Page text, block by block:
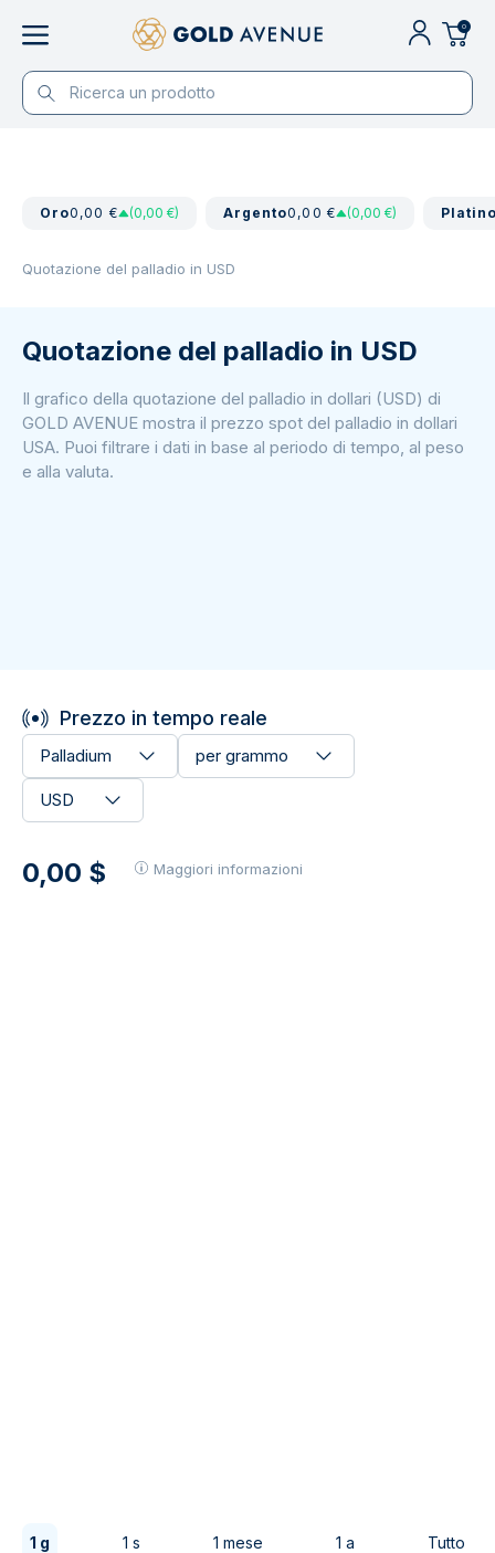
0
Oro0,00 € (0,00 €) Argento0,00 € (0,00 €)
Quotazione del palladio in USD
Quotazione del palladio in USD
Il grafico della quotazione del palladio in dollari (USD) di
GOLD AVENUE mostra il prezzo spot del palladio in dollari
USA. Puoi filtrare i dati in base al periodo di tempo, al peso
e alla valuta.
Prezzo in tempo reale
Palladium per grammo
USD
0,00 $ Maggiori informazioni
1 g 1 s 1 mese 1 a Tutto